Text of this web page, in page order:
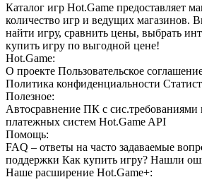
Каталог игр Hot.Game предоставляет
количество игр и ведущих магазинов.
найти игру, сравнить цены, выбрать
купить игру по выгодной цене!
Hot.Game:
О проекте Пользовательское
Политика конфиденциальности
Полезное:
Автосравнение ПК с сис.требованиями
платежных систем Hot.Game API
Помощь:
FAQ – ответы на часто задаваемые
поддержки Как купить игру? Нашли
Наше расширение Hot.Game+: